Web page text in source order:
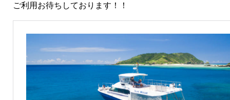
ご利用お待ちしております！！